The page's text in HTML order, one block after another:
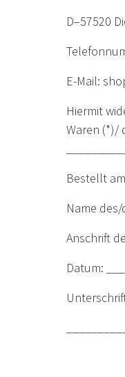
D–57520
E-Mail:
Hiermit
Waren (*)/
Bestellt
Name des/
Anschrift
Datum: